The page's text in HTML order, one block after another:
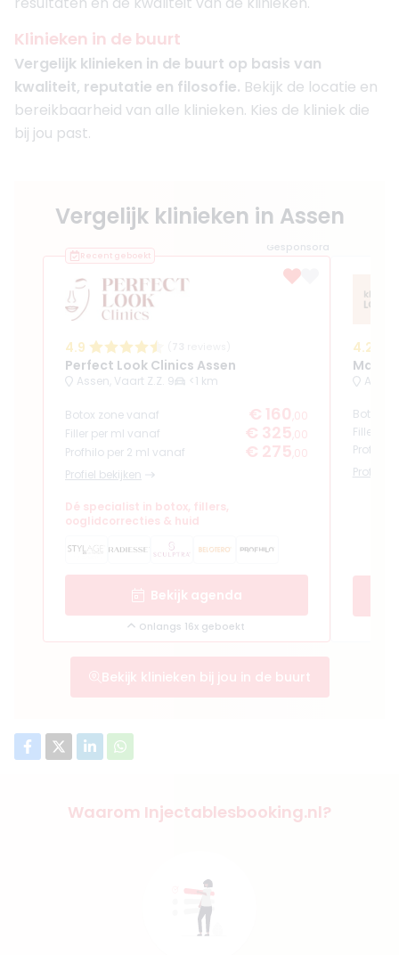
Klinieken in de buurt
Vergelijk klinieken in de buurt op basis van
kwaliteit, reputatie en filosofie. Bekijk de locatie en
bereikbaarheid van alle klinieken. Kies de kliniek die
bij jou past.
Vergelijk klinieken in Assen
Gesponsord
Recent geboekt
4.9
Perfect Look Clinics Assen
Assen, Vaart Z.Z. 9 <1 km
Botox zone vanaf € 160 ,00
Filler per ml vanaf
€ 325 ,00
Profhilo per 2 ml vanaf
€ 275 ,00
Profiel bekijken
Dé specialist in botox, fillers,
ooglidcorrecties & huid
Bekijk agenda
Onlangs 16x geboekt
4.2
Makz
Botox
Filler
Profhilo
Profiel
Bekijk klinieken bij jou in de buurt
Waarom Injectablesbooking.nl?